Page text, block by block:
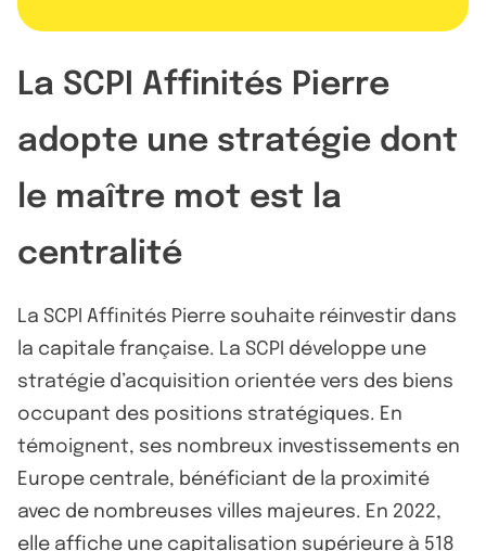
La SCPI Affinités Pierre
adopte une stratégie dont
le maître mot est la
centralité
La SCPI Affinités Pierre souhaite réinvestir dans
la capitale française. La SCPI développe une
stratégie d’acquisition orientée vers des biens
occupant des positions stratégiques. En
témoignent, ses nombreux investissements en
Europe centrale, bénéficiant de la proximité
avec de nombreuses villes majeures. En 2022,
elle affiche une capitalisation supérieure à 518